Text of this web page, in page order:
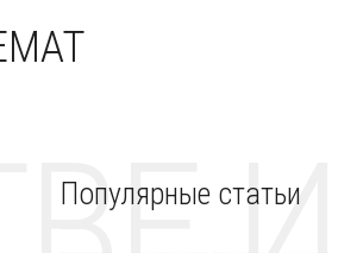
Популярные статьи